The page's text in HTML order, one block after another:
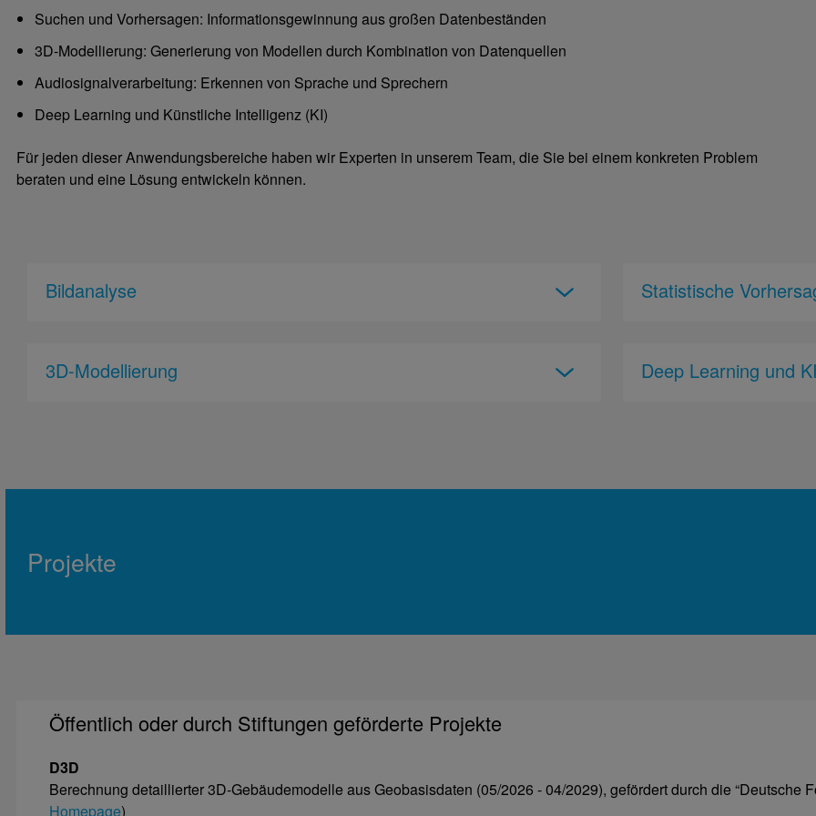
Suchen und Vorhersagen: Informationsgewinnung aus großen Datenbeständen
3D-Modellierung: Generierung von Modellen durch Kombination von Datenquellen
Audiosignalverarbeitung: Erkennen von Sprache und Sprechern
Deep Learning und Künstliche Intelligenz (KI)
Für jeden dieser Anwendungsbereiche haben wir Experten in unserem Team, die Sie bei einem konkreten Problem
beraten und eine Lösung entwickeln können.
Bildanalyse Statistische
3D-Modellierung Deep Learning und KI
Projekte
Öffentlich oder durch Stiftungen geförderte Projekte
D3D
Berechnung detaillierter 3D-Gebäudemodelle aus Geobasisdaten (05/2026 - 04/2029), gefördert durch die “Deutsche
Homepage)